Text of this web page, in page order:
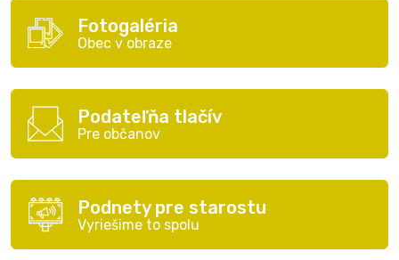
Fotogaléria
Obec v obraze
Podateľňa tlačív
Pre občanov
Podnety pre starostu
Vyriešime to spolu